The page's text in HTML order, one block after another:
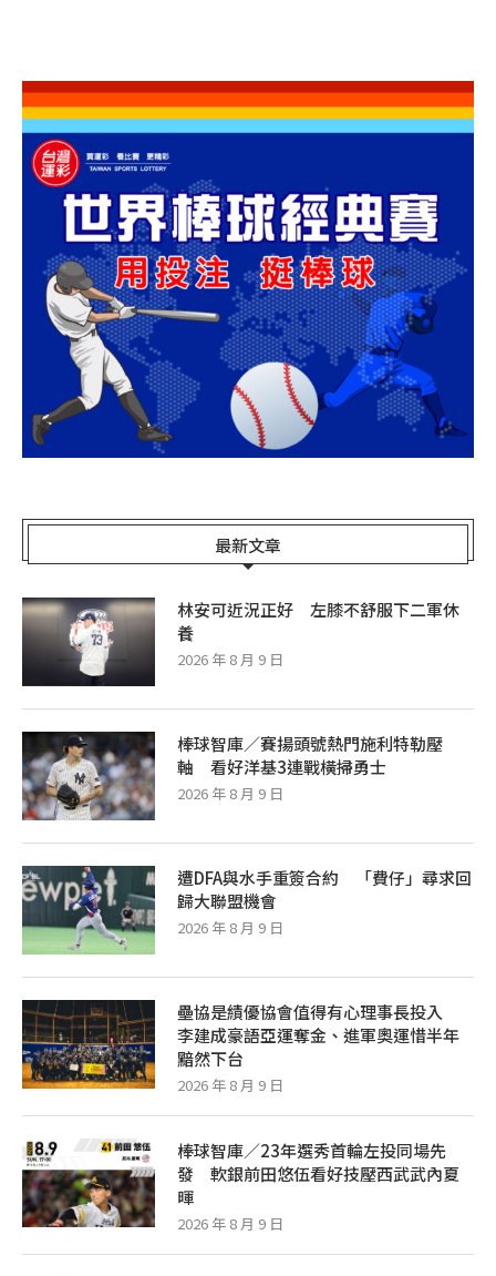
最新文章
林安可近況正好 左膝不舒服下二軍休
養
2026 年 8 月 9 日
棒球智庫／賽揚頭號熱門施利特勒壓
軸 看好洋基3連戰橫掃勇士
2026 年 8 月 9 日
遭DFA與水手重簽合約 「費仔」尋求回
歸大聯盟機會
2026 年 8 月 9 日
壘協是績優協會值得有心理事長投入
李建成豪語亞運奪金、進軍奧運惜半年
黯然下台
2026 年 8 月 9 日
棒球智庫／23年選秀首輪左投同場先
發 軟銀前田悠伍看好技壓西武武內夏
暉
2026 年 8 月 9 日